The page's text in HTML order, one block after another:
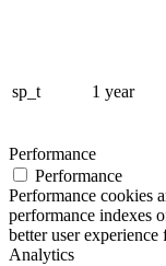
sp_t 1 year
Performance
Performance
Performance cookies
performance indexes
better user experience
Analytics